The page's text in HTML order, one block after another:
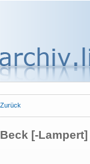
Zurück
Beck [-